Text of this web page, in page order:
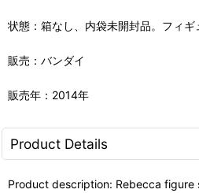
状態：箱なし、内袋未開封品。フィギ
販売：バンダイ
販売年：2014年
Product Details
Product description: Rebecca